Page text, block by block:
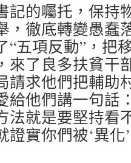
記的囑托，保持
，徹底轉變愚蠢
“五項反動”，把
來了良多扶貧干
請求他們把輔助
給他們講一句話
法就是要堅持看
證實你們被‘異